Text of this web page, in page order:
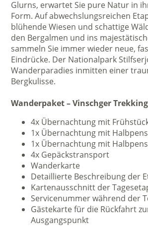
Glurns, erwartet Sie pure Natur in
Form. Auf abwechslungsreichen
blühende Wiesen und schattige
den Bergalmen und ins
sammeln Sie immer wieder neue,
Eindrücke. Der Nationalpark
Wanderparadies inmitten einer
Bergkulisse.
Wanderpaket – Vinschger
4x Übernachtung mit
1x Übernachtung mit
1x Übernachtung mit
4x Gepäckstransport
Wanderkarte
Detaillierte Beschreibung der
Kartenausschnitt der
Servicenummer während der
Gästekarte für die Rückfahrt
Ausgangspunkt